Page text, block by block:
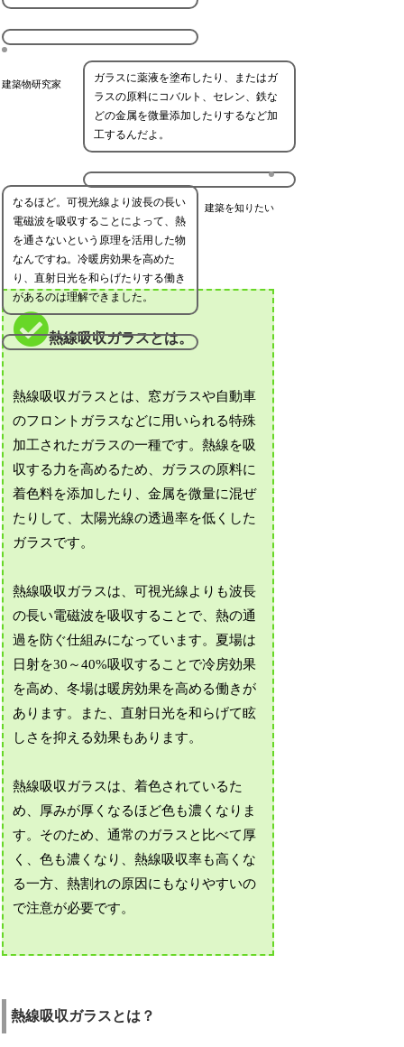
建築物研究家
ガラスに薬液を塗布したり、またはガ
ラスの原料にコバルト、セレン、鉄な
どの金属を微量添加したりするなど加
工するんだよ。
建築を知りたい
なるほど。可視光線より波長の長い
電磁波を吸収することによって、熱
を通さないという原理を活用した物
なんですね。冷暖房効果を高めた
り、直射日光を和らげたりする働き
があるのは理解できました。
熱線吸収ガラスとは。
熱線吸収ガラスとは、窓ガラスや自動車
のフロントガラスなどに用いられる特殊
加工されたガラスの一種です。熱線を吸
収する力を高めるため、ガラスの原料に
着色料を添加したり、金属を微量に混ぜ
たりして、太陽光線の透過率を低くした
ガラスです。
熱線吸収ガラスは、可視光線よりも波長
の長い電磁波を吸収することで、熱の通
過を防ぐ仕組みになっています。夏場は
日射を30～40%吸収することで冷房効果
を高め、冬場は暖房効果を高める働きが
あります。また、直射日光を和らげて眩
しさを抑える効果もあります。
熱線吸収ガラスは、着色されているた
め、厚みが厚くなるほど色も濃くなりま
す。そのため、通常のガラスと比べて厚
く、色も濃くなり、熱線吸収率も高くな
る一方、熱割れの原因にもなりやすいの
で注意が必要です。
熱線吸収ガラスとは？